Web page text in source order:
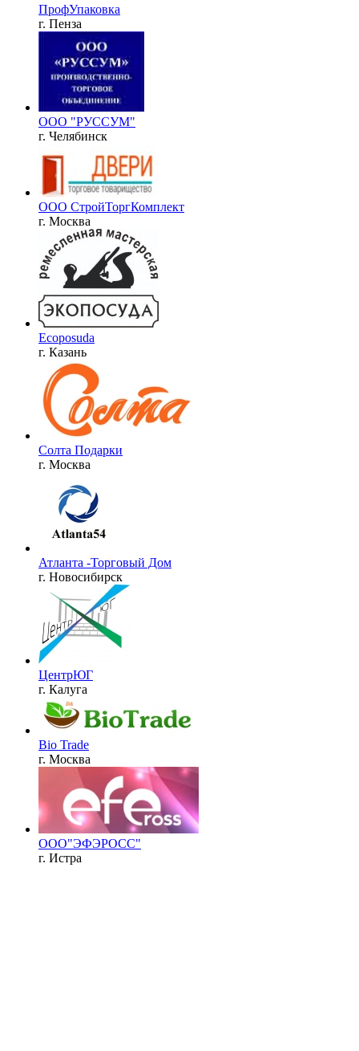
ПрофУпаковка
г. Пенза
ООО "РУССУМ"
г. Челябинск
ООО СтройТоргКомплект
г. Москва
Ecoposuda
г. Казань
Солта Подарки
г. Москва
Атланта -Торговый Дом
г. Новосибирск
ЦентрЮГ
г. Калуга
Bio Trade
г. Москва
ООО"ЭФЭРОСС"
г. Истра